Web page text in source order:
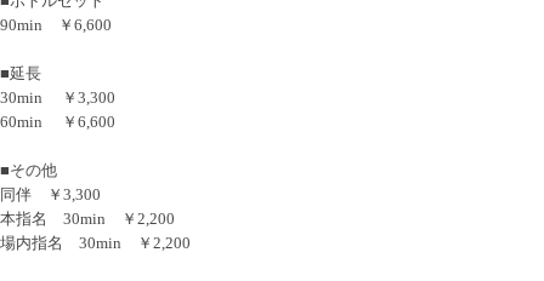
90min ￥6,600
■延長
30min ￥3,300
60min ￥6,600
■その他
同伴 ￥3,300
本指名 30min ￥2,200
場内指名 30min ￥2,200